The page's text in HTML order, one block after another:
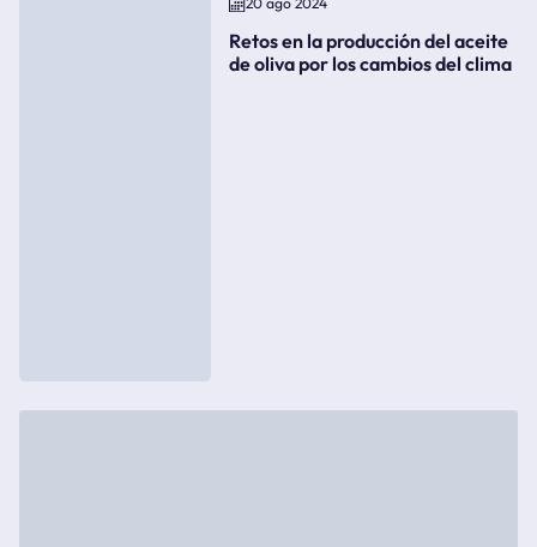
Retos en la producción del aceite
de oliva por los cambios del clima